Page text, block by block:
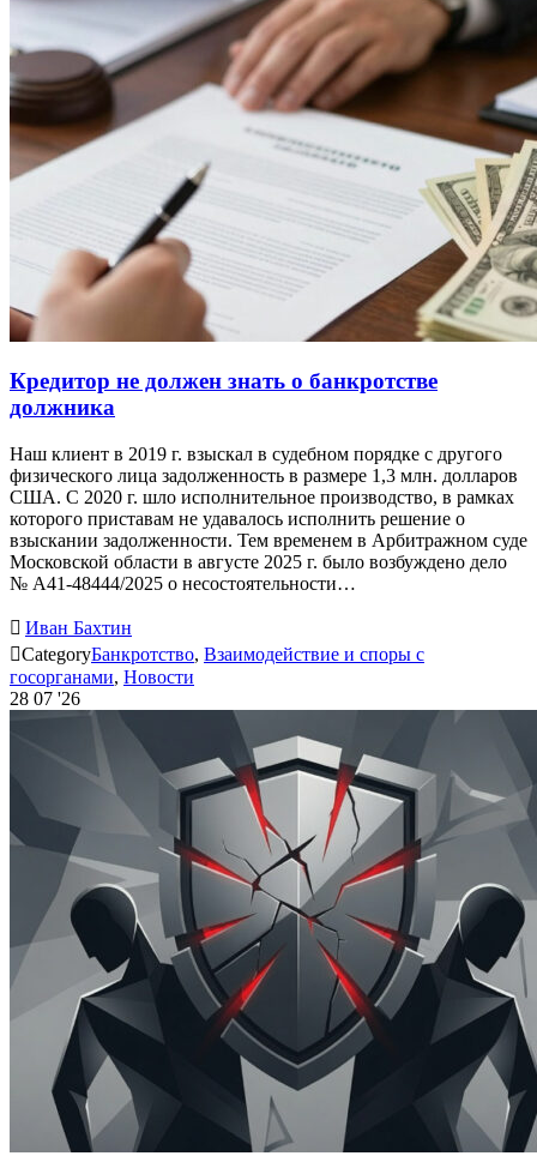
Кредитор не должен знать о банкротстве
должника
Наш клиент в 2019 г. взыскал в судебном порядке с другого
физического лица задолженность в размере 1,3 млн. долларов
США. С 2020 г. шло исполнительное производство, в рамках
которого приставам не удавалось исполнить решение о
взыскании задолженности. Тем временем в Арбитражном суде
Московской области в августе 2025 г. было возбуждено дело
№ А41-48444/2025 о несостоятельности…
 Иван Бахтин
CategoryБанкротство, Взаимодействие и споры с
госорганами, Новости
28 07 '26